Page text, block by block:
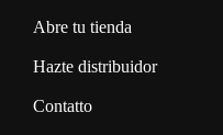
Abre tu tienda
Hazte distribuidor
Contatto